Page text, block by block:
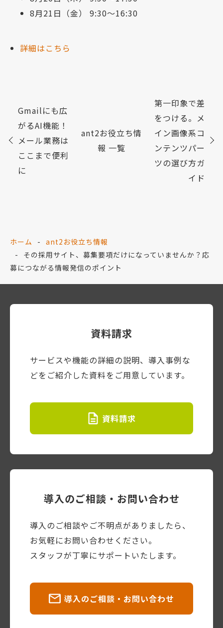
8月21日（金） 9:30～16:30
詳細はこちら
Gmailにも広
がるAI機能！
メール業務は
ここまで便利
に
ant2お役立ち情
報 一覧
第一印象で差
をつける。メ
イン画像系コ
ンテンツパー
ツの選び方ガ
イド
ホーム
ant2お役立ち情報
その採用サイト、募集要項だけになっていませんか？応
募につながる情報発信のポイント
資料請求
サービスや機能の詳細の説明、導入事例な
どをご紹介した資料をご用意しています。
資料請求
導入のご相談・お問い合わせ
導入のご相談やご不明点がありましたら、
お気軽にお問い合わせください。
スタッフが丁寧にサポートいたします。
導入のご相談・お問い合わせ